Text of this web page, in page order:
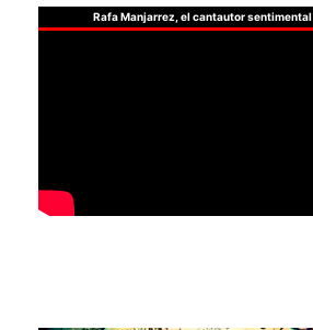
Rafa Manjarrez, el cantautor sentimental